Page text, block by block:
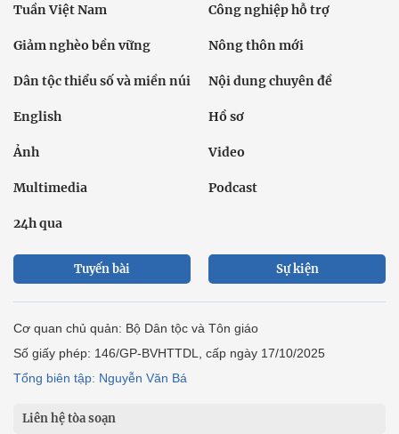
Tuần Việt Nam Công nghiệp hỗ trợ
Giảm nghèo bền vững Nông thôn mới
Dân tộc thiểu số và miền núi Nội dung chuyên đề
English Hồ sơ
Ảnh Video
Multimedia Podcast
24h qua
Tuyến bài Sự kiện
Cơ quan chủ quản: Bộ Dân tộc và Tôn giáo
Số giấy phép: 146/GP-BVHTTDL, cấp ngày 17/10/2025
Tổng biên tập: Nguyễn Văn Bá
Liên hệ tòa soạn